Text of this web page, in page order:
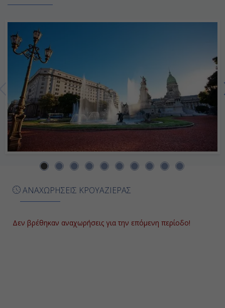
Σάντος, Βραζιλία
09:00
20:00
Ημέρα 8η
20:00
ΑΝΑΧΩΡΗΣΕΙΣ ΚΡΟΥΑΖΙΕΡΑΣ
Δεν βρέθηκαν αναχωρήσεις για την επόμενη περίοδο!